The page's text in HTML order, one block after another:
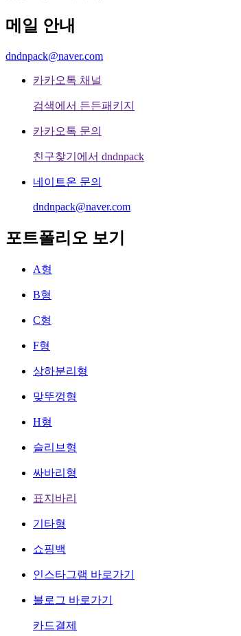
메일 안내
dndnpack@naver.com
카카오톡 채널
검색에서 든든패키지
카카오톡 문의
친구찾기에서 dndnpack
네이트온 문의
dndnpack@naver.com
포트폴리오 보기
A형
B형
C형
F형
상하분리형
맞뚜껑형
H형
슬리브형
싸바리형
표지바리
기타형
쇼핑백
인스타그램 바로가기
블로그 바로가기
카드결제